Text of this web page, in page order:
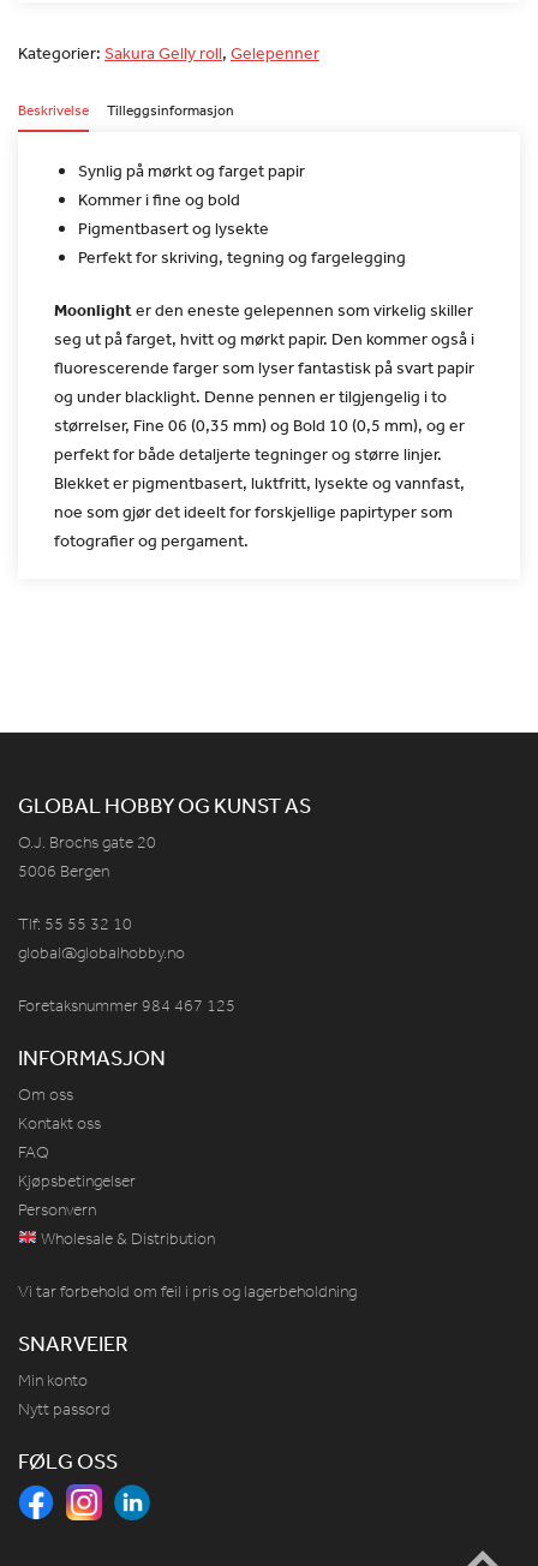
Kategorier: Sakura Gelly roll, Gelepenner
Beskrivelse Tilleggsinformasjon
Synlig på mørkt og farget papir
Kommer i fine og bold
Pigmentbasert og lysekte
Perfekt for skriving, tegning og fargelegging
Moonlighter den eneste gelepennen som virkelig skiller
seg ut på farget, hvitt og mørkt papir. Den kommer også i
fluorescerende farger som lyser fantastisk på svart papir
og underblacklight. Denne pennen er tilgjengelig i to
størrelser, Fine 06 (0,35 mm) og Bold 10 (0,5 mm), og er
perfekt for både detaljerte tegninger og større linjer.
Blekket er pigmentbasert, luktfritt, lysekte og vannfast,
noe som gjør det ideelt for forskjellige papirtyper som
fotografier og pergament.
GLOBAL HOBBY OG KUNST AS
O.J. Brochs gate 20
5006 Bergen
Tlf: 55 55 32 10
global@globalhobby.no
Foretaksnummer 984 467 125
INFORMASJON
Om oss
Kontakt oss
FAQ
Kjøpsbetingelser
Personvern
Wholesale & Distribution
Vi tar forbehold om feil i pris og lagerbeholdning
SNARVEIER
Min konto
Nytt passord
FØLG OSS